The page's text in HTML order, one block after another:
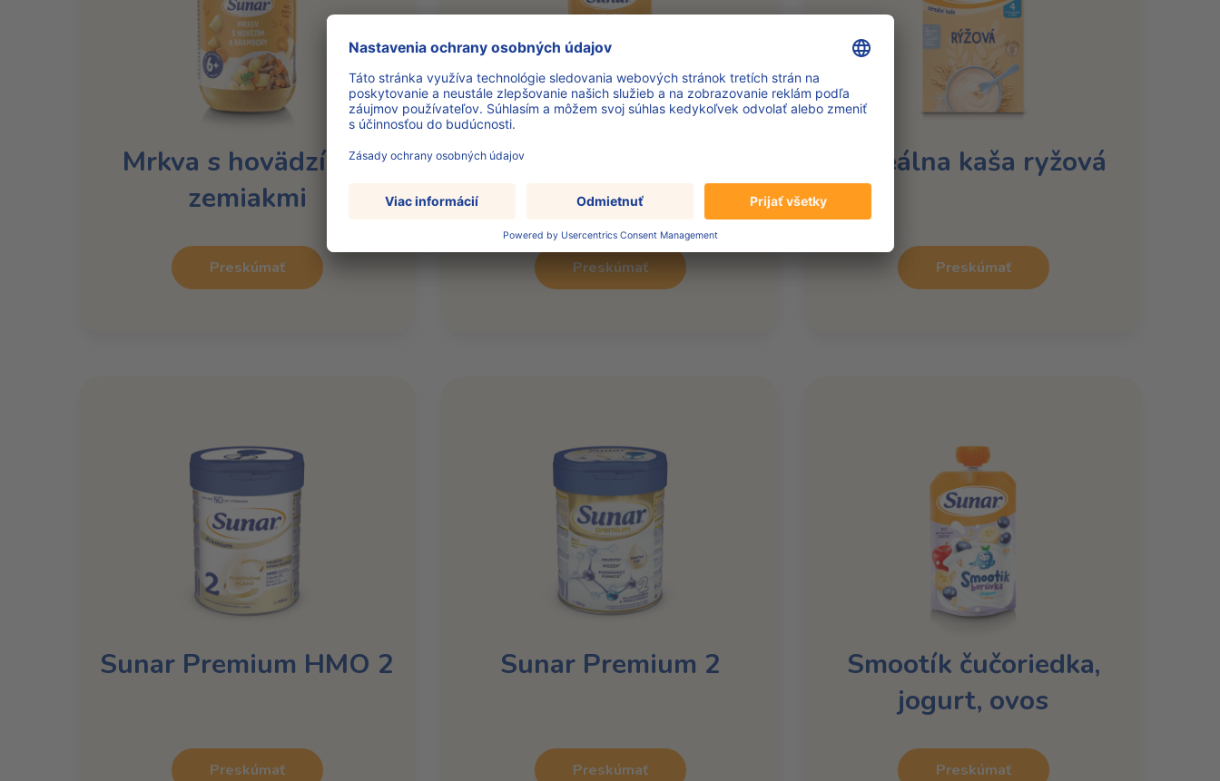
Mrkva s hovädzím a
zemiakmi
Preskúmať
Lasagne s hovädzím
mäsom
Preskúmať
Cereálna kaša ryžová
Preskúmať
Sunar Premium HMO 2
Preskúmať
Sunar Premium 2
Preskúmať
Smootík čučoriedka,
jogurt, ovos
Preskúmať